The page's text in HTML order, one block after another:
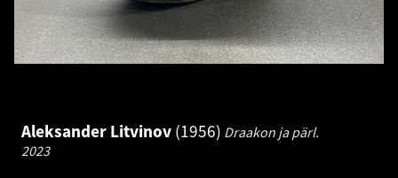
Aleksander Litvinov 1956 Draakon ja pärl.
2023